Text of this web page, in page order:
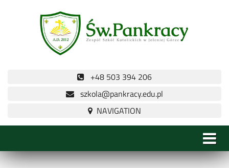
+48 503 394 206
szkola@pankracy.edu.pl